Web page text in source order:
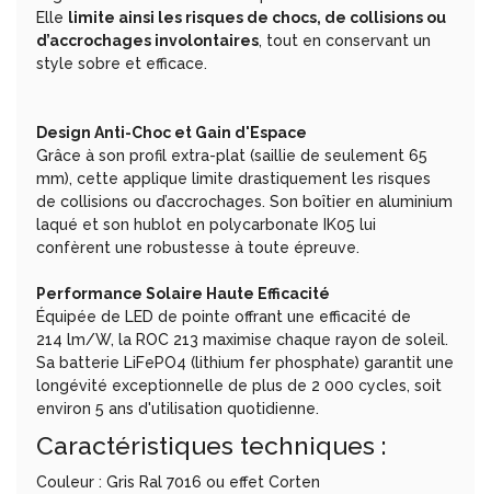
Elle limite ainsi les risques de chocs, de collisions ou
d’accrochages involontaires, tout en conservant un
style sobre et efficace.
Design Anti-Choc et Gain d'Espace
Grâce à son profil extra-plat (saillie de seulement 65
mm), cette applique limite drastiquement les risques
de collisions ou d’accrochages. Son boîtier en aluminium
laqué et son hublot en polycarbonate IK05 lui
confèrent une robustesse à toute épreuve.
Performance Solaire Haute Efficacité
Équipée de LED de pointe offrant une efficacité de
214 lm/W, la ROC 213 maximise chaque rayon de soleil.
Sa batterie LiFePO4 (lithium fer phosphate) garantit une
longévité exceptionnelle de plus de 2 000 cycles, soit
environ 5 ans d'utilisation quotidienne.
Caractéristiques techniques :
Couleur : Gris Ral 7016 ou effet Corten